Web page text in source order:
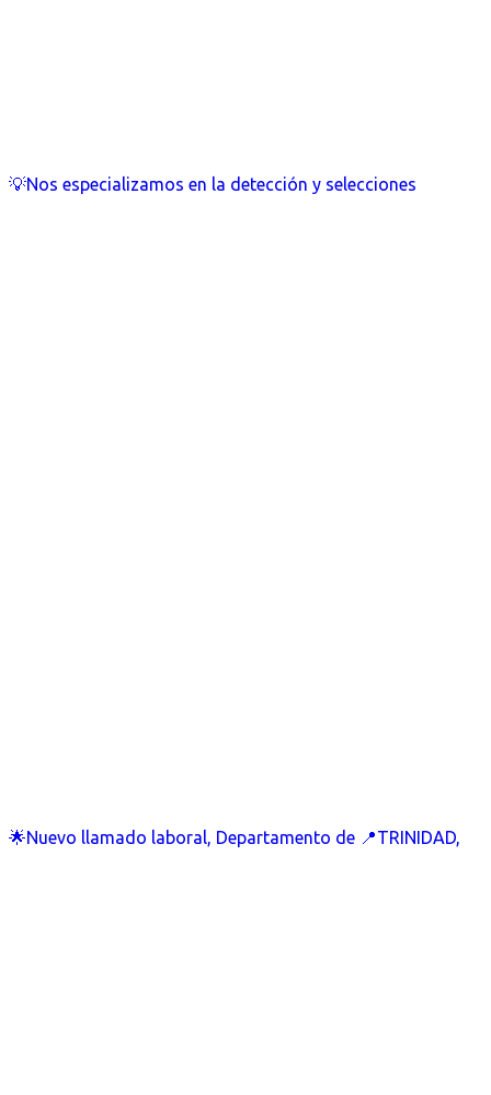
💡Nos especializamos en la detección y selecciones
🌟Nuevo llamado laboral, Departamento de 📍TRINIDAD,